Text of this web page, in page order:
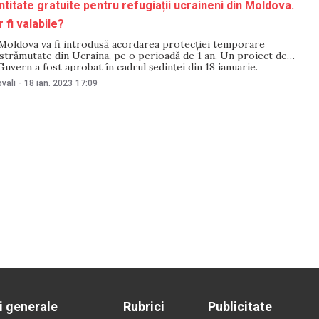
gratuite pentru refugiații ucraineni din Moldova.
fi valabile?
va fi introdusă acordarea protecției temporare
din Ucraina, pe o perioadă de 1 an. Un proiect de
a fost aprobat în cadrul ședinței din 18 ianuarie.
vor solicita protecție temporară vor putea obține un
identitate, eliberat cu titlu
- 18 ian. 2023 17:09
generale Rubrici Publicitate